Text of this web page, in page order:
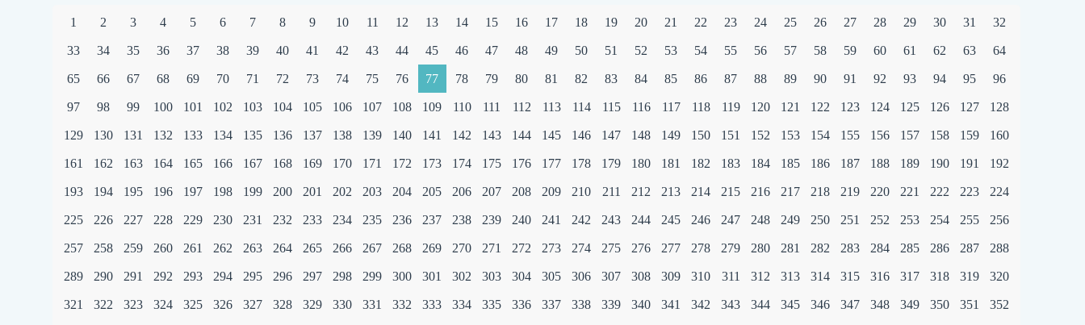
DIE
BESCHLOSSEN
1 2 3 4 5 6 7 8 9 10 11 12 13 14 15 16 17 18 19 20 21 22 23 24 25 26 27 28 29 30 31 32
33 34 35 36 37 38 39 40 41 42 43 44 45 46 47 48 49 50 51 52 53 54 55 56 57 58 59 60 61 62 63 64
65 66 67 68 69 70 71 72 73 74 75 76 77 78 79 80 81 82 83 84 85 86 87 88 89 90 91 92 93 94 95 96
97 98 99 100 101 102 103 104 105 106 107 108 109 110 111 112 113 114 115 116 117 118 119 120 121 122 123 124 125 126 127 128
129 130 131 132 133 134 135 136 137 138 139 140 141 142 143 144 145 146 147 148 149 150 151 152 153 154 155 156 157 158 159 160
161 162 163 164 165 166 167 168 169 170 171 172 173 174 175 176 177 178 179 180 181 182 183 184 185 186 187 188 189 190 191 192
193 194 195 196 197 198 199 200 201 202 203 204 205 206 207 208 209 210 211 212 213 214 215 216 217 218 219 220 221 222 223 224
225 226 227 228 229 230 231 232 233 234 235 236 237 238 239 240 241 242 243 244 245 246 247 248 249 250 251 252 253 254 255 256
257 258 259 260 261 262 263 264 265 266 267 268 269 270 271 272 273 274 275 276 277 278 279 280 281 282 283 284 285 286 287 288
289 290 291 292 293 294 295 296 297 298 299 300 301 302 303 304 305 306 307 308 309 310 311 312 313 314 315 316 317 318 319 320
321 322 323 324 325 326 327 328 329 330 331 332 333 334 335 336 337 338 339 340 341 342 343 344 345 346 347 348 349 350 351 352